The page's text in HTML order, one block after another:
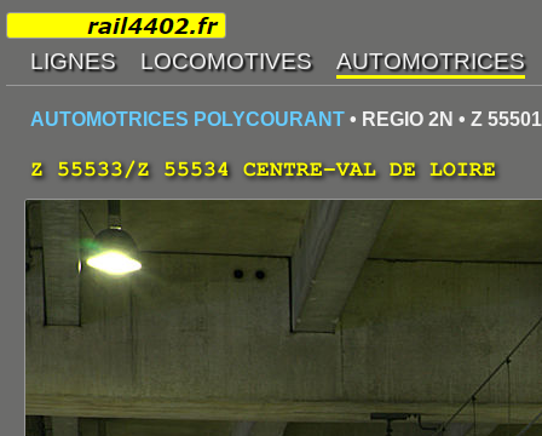
AUTOMOTRICES POLYCOURANT • REGIO 2N • Z
Z 55533/Z 55534 CENTRE-VAL DE LOIRE